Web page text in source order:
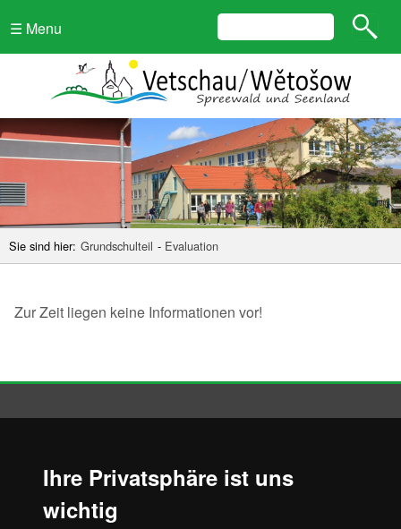
Ihre Privatsphäre ist uns
wichtig
☰ Menu
Sie sind hier: Grundschulteil - Evaluation
Zur Zeit liegen keine Informationen vor!
© 2018 - 2026 Stadt Vetschau/Spreewald